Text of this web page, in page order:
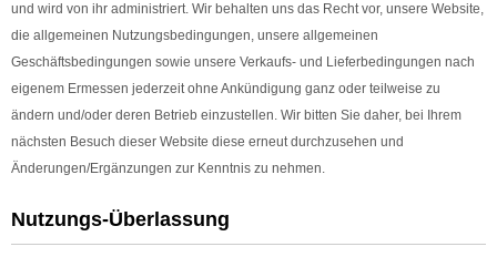
und wird von ihr administriert. Wir behalten uns das Recht vor, unsere Website,
die allgemeinen Nutzungsbedingungen, unsere allgemeinen
Geschäftsbedingungen sowie unsere Verkaufs- und Lieferbedingungen nach
eigenem Ermessen jederzeit ohne Ankündigung ganz oder teilweise zu
ändern und/oder deren Betrieb einzustellen. Wir bitten Sie daher, bei Ihrem
nächsten Besuch dieser Website diese erneut durchzusehen und
Änderungen/Ergänzungen zur Kenntnis zu nehmen.
Nutzungs-Überlassung